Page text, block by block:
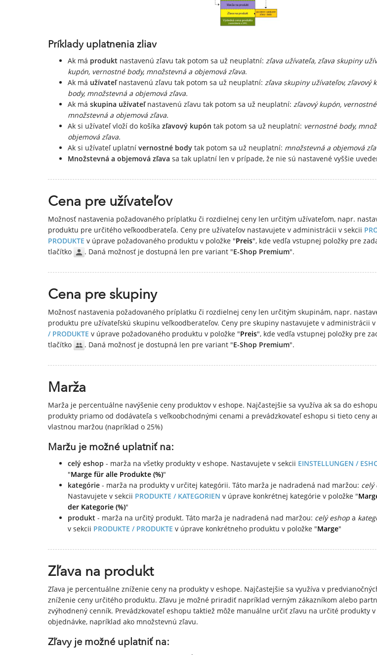
Príklady uplatnenia zliav
Ak má produkt nastavenú zľavu tak potom sa už neuplatní: zľava užívateľa, zľava skupiny
kupón, vernostné body, množstevná a objemová zľava.
Ak má užívateľnastavenú zľavu tak potom sa už neuplatní: zľava skupiny užívateľov, zľavový
body, množstevná a objemová zľava.
Ak má skupina užívateľnastavenú zľavu tak potom sa už neuplatní: zľavový kupón,
množstevná a objemová zľava.
Ak si užívateľ vloží do košíka zľavový kupón tak potom sa už neuplatní: vernostné body,
objemová zľava.
Ak si užívateľ uplatní vernostné body tak potom sa už neuplatní: množstevná a objemová
Množstevná a objemová zľava sa tak uplatní len v prípade, že nie sú nastavené vyššie
Cena pre užívateľov
Možnosť nastavenia požadovaného príplatku či rozdielnej ceny len určitým užívateľom, napr.
produktu pre určitého veľkoodberateľa. Ceny pre užívateľov nastavujete v administrácii v sekcii
PRODUKTE v úprave požadovaného produktu v položke "Preis", kde vedľa vstupnej položky pre
tlačítko
. Daná možnosť je dostupná len pre variant "E-Shop Premium".
Cena pre skupiny
Možnosť nastavenia požadovaného príplatku či rozdielnej ceny len určitým skupinám, napr.
produktu pre užívateľskú skupinu veľkoodberateľov. Ceny pre skupiny nastavujete v administrácii v
/ PRODUKTE v úprave požadovaného produktu v položke "Preis", kde vedľa vstupnej položky pre
tlačítko
. Daná možnosť je dostupná len pre variant "E-Shop Premium".
Marža
Marža je percentuálne navýšenie ceny produktov v eshope. Najčastejšie sa využíva ak sa do
produkty priamo od dodávateľa s veľkoobchodnými cenami a prevádzkovateľ eshopu si tieto ceny
vlastnou maržou (napríklad o 25%)
Maržu je možné uplatniť na:
celý eshop - marža na všetky produkty v eshope. Nastavujete v sekcii EINSTELLUNGEN /
"Marge für alle Produkte (%)"
kategórie - marža na produkty v určitej kategórii. Táto marža je nadradená nad maržou: celý
Nastavujete v sekcii PRODUKTE / KATEGORIEN v úprave konkrétnej kategórie v položke "
der Kategorie (%)"
produkt - marža na určitý produkt. Táto marža je nadradená nad maržou: celý eshop a
v sekcii PRODUKTE / PRODUKTE v úprave konkrétneho produktu v položke "Marge"
Zľava na produkt
Zľava je percentuálne zníženie ceny na produkty v eshope. Najčastejšie sa využíva v
zníženie ceny určitého produktu. Zľavu je možné priradiť napríklad verným zákazníkom alebo
zvýhodnený cenník. Prevádzkovateľ eshopu taktiež môže manuálne určiť zľavu na určité produkty
objednávke, napríklad ako množstevnú zľavu.
Zľavy je možné uplatniť na: